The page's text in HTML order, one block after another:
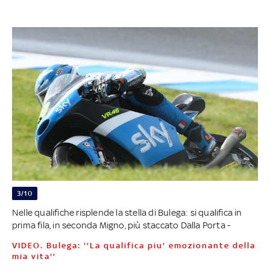
3/10
Nelle qualifiche risplende la stella di Bulega: si qualifica in
prima fila, in seconda Migno, più staccato Dalla Porta -
VIDEO. Bulega: ''La qualifica piu' emozionante della
mia vita''